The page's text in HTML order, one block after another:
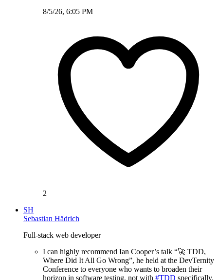
8/5/26, 6:05 PM
2
SH
Sebastian Hädrich
Full-stack web developer
I can highly recommend Ian Cooper’s talk “🚀 TDD,
Where Did It All Go Wrong”, he held at the DevTernity
Conference to everyone who wants to broaden their
horizon in software testing, not with #TDD specifically.